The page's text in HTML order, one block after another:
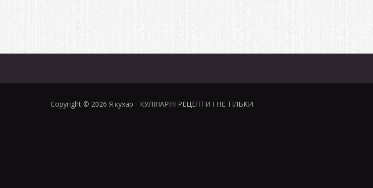
Copyright © 2026 Я кухар - КУЛІНАРНІ РЕЦЕПТИ І НЕ ТІЛЬКИ